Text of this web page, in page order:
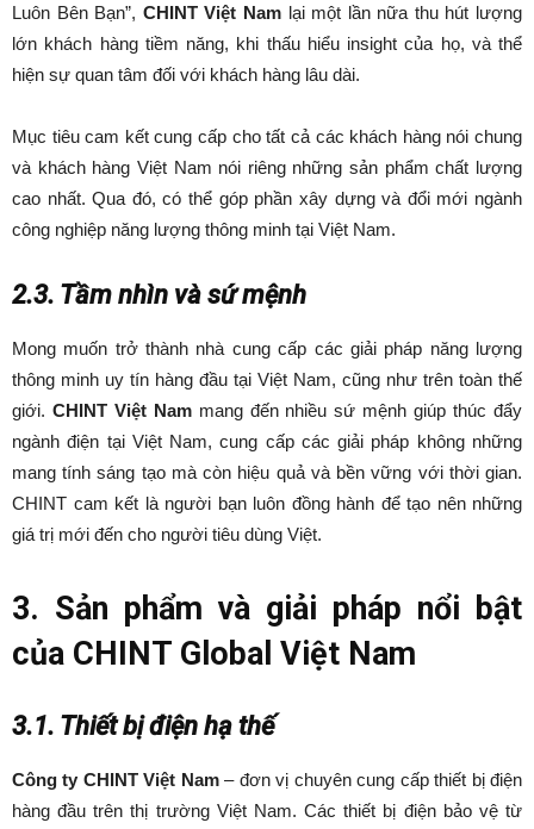
Luôn Bên Bạn”, CHINT Việt Namlại một lần nữa thu hút lượng
lớn khách hàng tiềm năng, khi thấu hiểu insight của họ, và thể
hiện sự quan tâm đối với khách hàng lâu dài.
Mục tiêu cam kết cung cấp cho tất cả các khách hàng nói chung
và khách hàng Việt Nam nói riêng những sản phẩm chất lượng
cao nhất. Qua đó, có thể góp phần xây dựng và đổi mới ngành
công nghiệp năng lượng thông minh tại Việt Nam.
2.3. Tầm nhìn và sứ mệnh
Mong muốn trở thành nhà cung cấp các giải pháp năng lượng
thông minh uy tín hàng đầu tại Việt Nam, cũng như trên toàn thế
giới. CHINT Việt Nam mang đến nhiều sứ mệnh giúp thúc đẩy
ngành điện tại Việt Nam, cung cấp các giải pháp không những
mang tính sáng tạo mà còn hiệu quả và bền vững với thời gian.
CHINT cam kết là người bạn luôn đồng hành để tạo nên những
giá trị mới đến cho người tiêu dùng Việt.
3. Sản phẩm và giải pháp nổi bật
của CHINT Global Việt Nam
3.1. Thiết bị điện hạ thế
Công ty CHINT Việt Nam– đơn vị chuyên cung cấp thiết bị điện
hàng đầu trên thị trường Việt Nam. Các thiết bị điện bảo vệ từ